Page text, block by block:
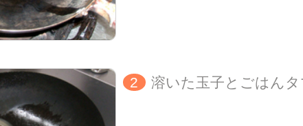
2 溶いた玉子とごはんタ